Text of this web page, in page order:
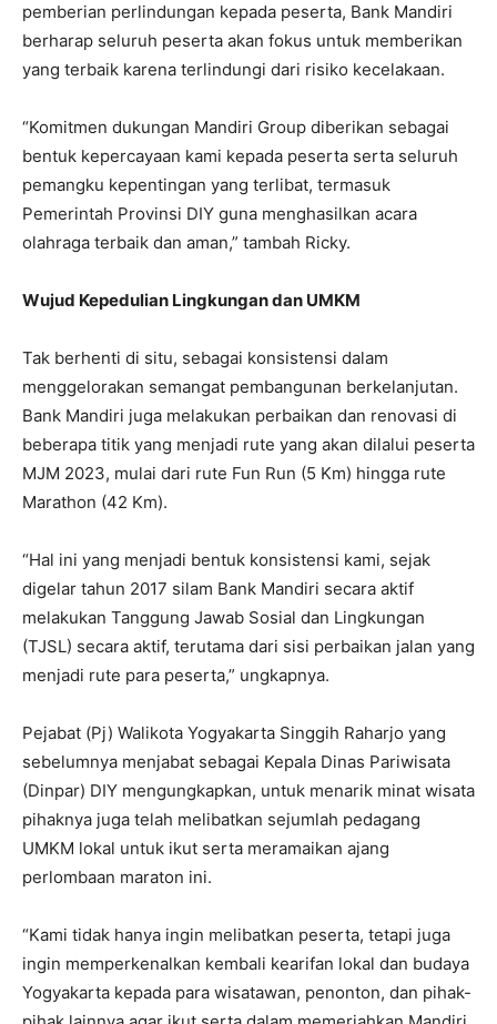
pemberian perlindungan kepada peserta, Bank Mandiri
berharap seluruh peserta akan fokus untuk memberikan
yang terbaik karena terlindungi dari risiko kecelakaan.
“Komitmen dukungan Mandiri Group diberikan sebagai
bentuk kepercayaan kami kepada peserta serta seluruh
pemangku kepentingan yang terlibat, termasuk
Pemerintah Provinsi DIY guna menghasilkan acara
olahraga terbaik dan aman,” tambah Ricky.
Wujud Kepedulian Lingkungan dan UMKM
Tak berhenti di situ, sebagai konsistensi dalam
menggelorakan semangat pembangunan berkelanjutan.
Bank Mandiri juga melakukan perbaikan dan renovasi di
beberapa titik yang menjadi rute yang akan dilalui peserta
MJM 2023, mulai dari rute Fun Run (5 Km) hingga rute
Marathon (42 Km).
“Hal ini yang menjadi bentuk konsistensi kami, sejak
digelar tahun 2017 silam Bank Mandiri secara aktif
melakukan Tanggung Jawab Sosial dan Lingkungan
(TJSL) secara aktif, terutama dari sisi perbaikan jalan yang
menjadi rute para peserta,” ungkapnya.
Pejabat (Pj) Walikota Yogyakarta Singgih Raharjo yang
sebelumnya menjabat sebagai Kepala Dinas Pariwisata
(Dinpar) DIY mengungkapkan, untuk menarik minat wisata
pihaknya juga telah melibatkan sejumlah pedagang
UMKM lokal untuk ikut serta meramaikan ajang
perlombaan maraton ini.
“Kami tidak hanya ingin melibatkan peserta, tetapi juga
ingin memperkenalkan kembali kearifan lokal dan budaya
Yogyakarta kepada para wisatawan, penonton, dan pihak-